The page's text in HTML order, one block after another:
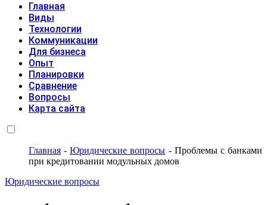
Главная
Виды
Технологии
Коммуникации
Для бизнеса
Опыт
Планировки
Сравнение
Вопросы
Карта сайта
Главная -Юридические вопросы - Проблемы с банками
при кредитовании модульных домов
Юридические вопросы